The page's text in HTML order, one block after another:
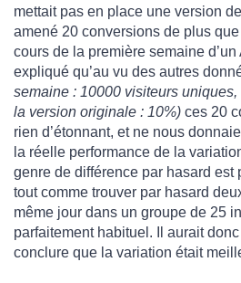
mettait pas en place une version
amené 20 conversions de plus
cours de la première semaine
expliqué qu’au vu des autres
semaine : 10000 visiteurs
la version originale : 10%) ces 20
rien d’étonnant, et ne nous
la réelle performance de la
genre de différence par hasard est
tout comme trouver par hasard
même jour dans un groupe de 25
parfaitement habituel. Il aurait
conclure que la variation était